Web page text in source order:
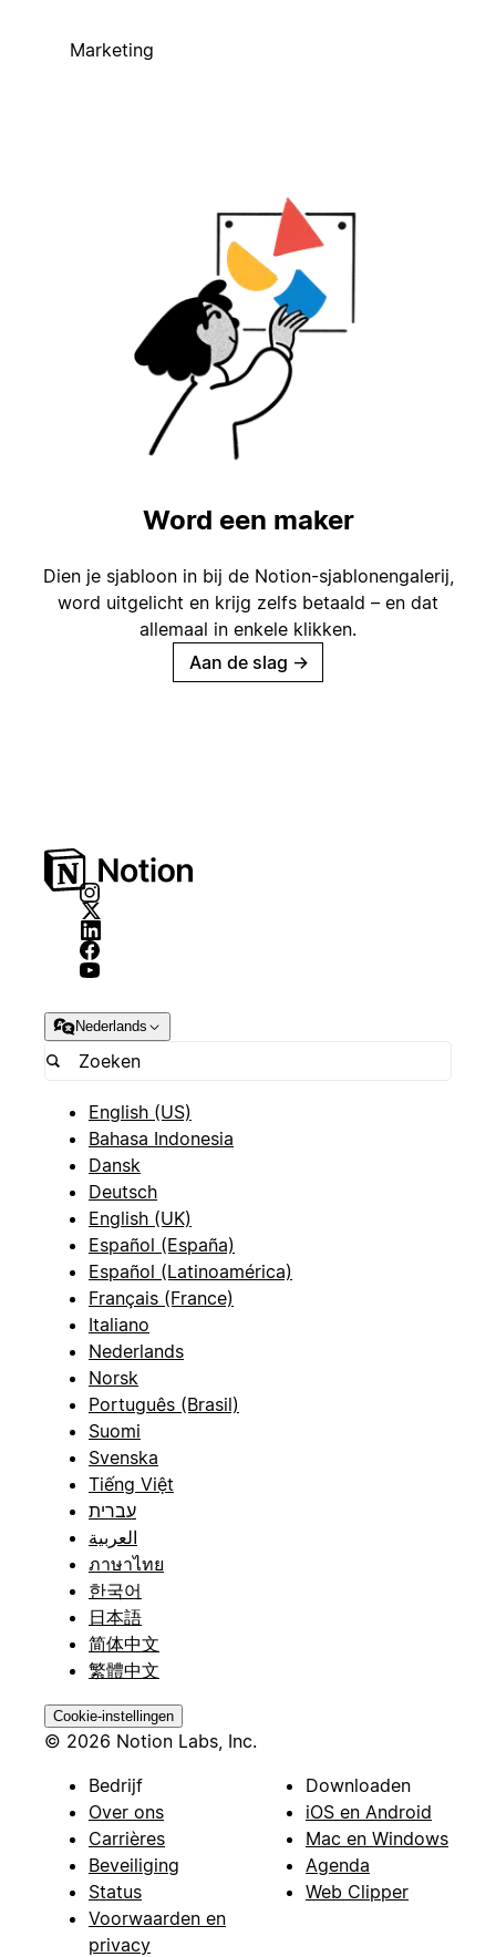
Marketing
Word een maker
Dien je sjabloon in bij de Notion-sjablonengalerij,
word uitgelicht en krijg zelfs betaald – en dat
allemaal in enkele klikken.
Aan de slag →
Nederlands
English (US)
Bahasa Indonesia
Dansk
Deutsch
English (UK)
Español (España)
Español (Latinoamérica)
Français (France)
Italiano
Nederlands
Norsk
Português (Brasil)
Suomi
Svenska
Tiếng Việt
עברית
العربية
ภาษาไทย
한국어
日本語
简体中文
繁體中文
Cookie-instellingen
© 2026 Notion Labs, Inc.
Bedrijf
Over ons
Carrières
Beveiliging
Status
Voorwaarden en
privacy
Downloaden
iOS en Android
Mac en Windows
Agenda
Web Clipper